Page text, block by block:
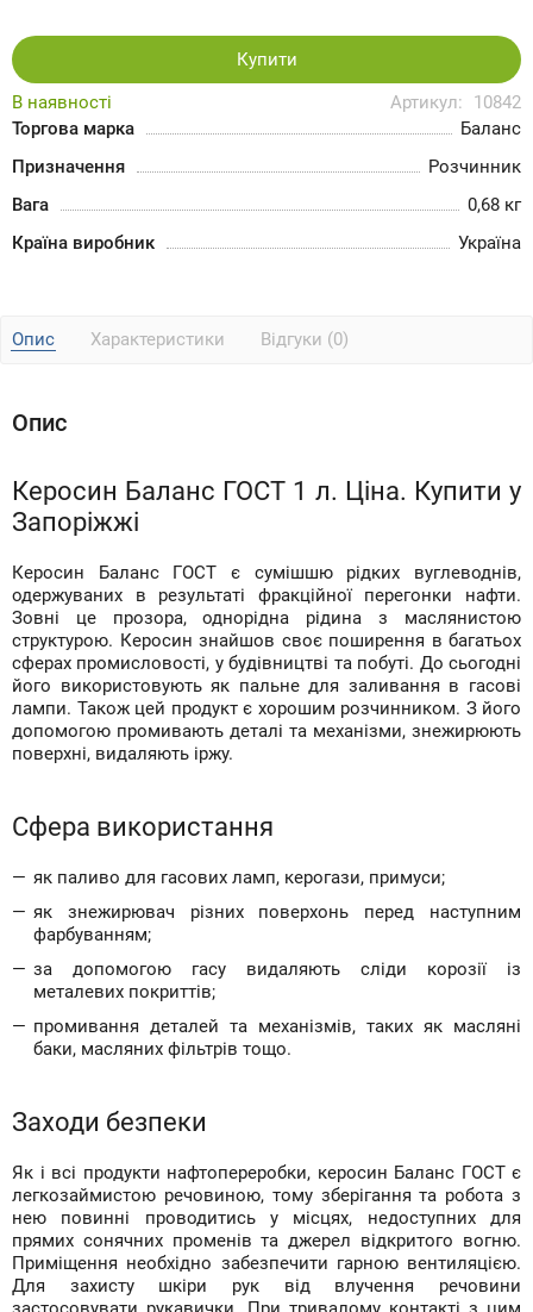
В наявності Артикул:
10842
Торгова марка
Баланс
Призначення
Розчинник
Вага
0,68 кг
Країна виробник
Україна
Купити
Опис Характеристики Відгуки (0)
Опис
Керосин Баланс ГОСТ 1 л. Ціна. Купити у
Запоріжжі
Керосин Баланс ГОСТ є сумішшю рідких вуглеводнів,
одержуваних в результаті фракційної перегонки нафти.
Зовні це прозора, однорідна рідина з маслянистою
структурою. Керосин знайшов своє поширення в багатьох
сферах промисловості, у будівництві та побуті. До сьогодні
його використовують як пальне для заливання в гасові
лампи. Також цей продукт є хорошим розчинником. З його
допомогою промивають деталі та механізми, знежирюють
поверхні, видаляють іржу.
Сфера використання
як паливо для гасових ламп, керогази, примуси;
як знежирювач різних поверхонь перед наступним
фарбуванням;
за допомогою гасу видаляють сліди корозії із
металевих покриттів;
промивання деталей та механізмів, таких як масляні
баки, масляних фільтрів тощо.
Заходи безпеки
Як і всі продукти нафтопереробки, керосин Баланс ГОСТ є
легкозаймистою речовиною, тому зберігання та робота з
нею повинні проводитись у місцях, недоступних для
прямих сонячних променів та джерел відкритого вогню.
Приміщення необхідно забезпечити гарною вентиляцією.
Для захисту шкіри рук від влучення речовини